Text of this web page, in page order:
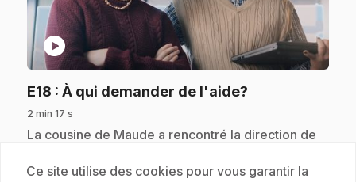
play_circle
E18 : À qui demander de l'aide?
2 min 17 s
.La cousine de Maude a rencontré la direction de
qu'elle vivait sur les réseaux sociaux. Maude fait
Ce site utilise des cookies pour vous garantir la